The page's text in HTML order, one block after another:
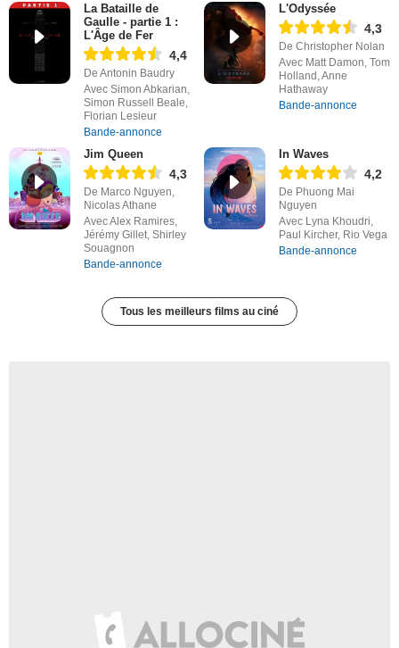
La Bataille de
Gaulle - partie 1 :
L'Âge de Fer
4,4
De Antonin Baudry
Avec Simon Abkarian,
Simon Russell Beale,
Florian Lesieur
Bande-annonce
L'Odyssée
4,3
De Christopher Nolan
Avec Matt Damon, Tom
Holland, Anne
Hathaway
Bande-annonce
Jim Queen
4,3
De Marco Nguyen,
Nicolas Athane
Avec Alex Ramires,
Jérémy Gillet, Shirley
Souagnon
Bande-annonce
In Waves
4,2
De Phuong Mai
Nguyen
Avec Lyna Khoudri,
Paul Kircher, Rio Vega
Bande-annonce
Tous les meilleurs films au ciné